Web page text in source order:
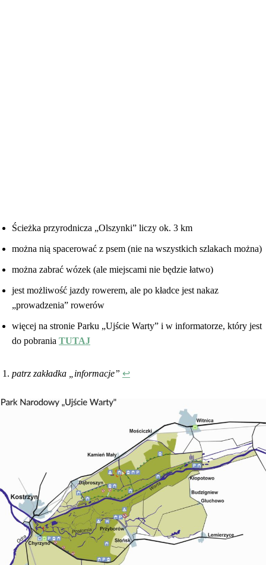
Ścieżka przyrodnicza „Olszynki” liczy ok. 3 km
można nią spacerować z psem (nie na wszystkich szlakach można)
można zabrać wózek (ale miejscami nie będzie łatwo)
jest możliwość jazdy rowerem, ale po kładce jest nakaz
„prowadzenia” rowerów
więcej na stronie Parku „Ujście Warty” i w informatorze, który jest
do pobrania TUTAJ
patrz zakładka „informacje” ↩︎